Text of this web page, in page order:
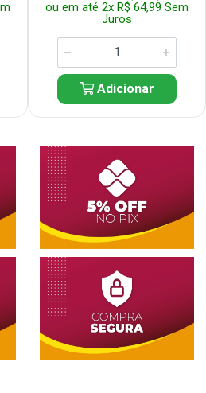
ou em até 2x R$ 64,99 Sem
Juros
Adicionar